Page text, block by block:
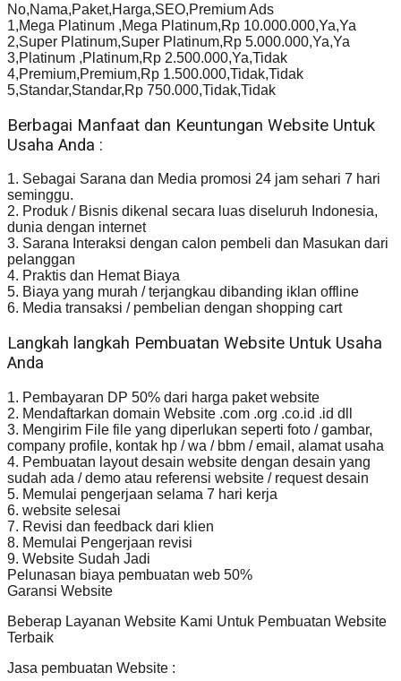
No,Nama,Paket,Harga,SEO,Premium Ads
1,Mega Platinum ,Mega Platinum,Rp 10.000.000,Ya,Ya
2,Super Platinum,Super Platinum,Rp 5.000.000,Ya,Ya
3,Platinum ,Platinum,Rp 2.500.000,Ya,Tidak
4,Premium,Premium,Rp 1.500.000,Tidak,Tidak
5,Standar,Standar,Rp 750.000,Tidak,Tidak
Berbagai Manfaat dan Keuntungan Website Untuk
Usaha Anda :
1. Sebagai Sarana dan Media promosi 24 jam sehari 7 hari
seminggu.
2. Produk / Bisnis dikenal secara luas diseluruh Indonesia,
dunia dengan internet
3. Sarana Interaksi dengan calon pembeli dan Masukan dari
pelanggan
4. Praktis dan Hemat Biaya
5. Biaya yang murah / terjangkau dibanding iklan offline
6. Media transaksi / pembelian dengan shopping cart
Langkah langkah Pembuatan Website Untuk Usaha
Anda
1. Pembayaran DP 50% dari harga paket website
2. Mendaftarkan domain Website .com .org .co.id .id dll
3. Mengirim File file yang diperlukan seperti foto / gambar,
company profile, kontak hp / wa / bbm / email, alamat usaha
4. Pembuatan layout desain website dengan desain yang
sudah ada / demo atau referensi website / request desain
5. Memulai pengerjaan selama 7 hari kerja
6. website selesai
7. Revisi dan feedback dari klien
8. Memulai Pengerjaan revisi
9. Website Sudah Jadi
Pelunasan biaya pembuatan web 50%
Garansi Website
Beberap Layanan Website Kami Untuk Pembuatan Website
Terbaik
Jasa pembuatan Website :